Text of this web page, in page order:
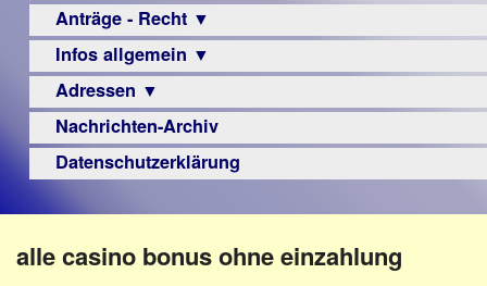
Veranstaltungsprogramme
Anträge - Recht ▼
Archiv
Urteile
Infos allgemein ▼
Sehbehinderung
Frühförderung
Schule
–
Beruf
Adressen ▼
Augenoptiker
Berufsbildungswerke
Hörbüchereien
Nachrichten-Archiv
Datenschutzerklärung
alle casino bonus ohne einzahlung